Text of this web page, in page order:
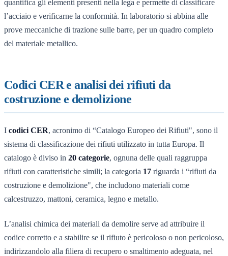
quantifica gli elementi presenti nella lega e permette di classificare
l’acciaio e verificarne la conformità. In laboratorio si abbina alle
prove meccaniche di trazione sulle barre, per un quadro completo
del materiale metallico.
Codici CER e analisi dei rifiuti da
costruzione e demolizione
I codici CER, acronimo di “Catalogo Europeo dei Rifiuti", sono il
sistema di classificazione dei rifiuti utilizzato in tutta Europa. Il
catalogo è diviso in 20 categorie, ognuna delle quali raggruppa
rifiuti con caratteristiche simili; la categoria 17 riguarda i “rifiuti da
costruzione e demolizione", che includono materiali come
calcestruzzo, mattoni, ceramica, legno e metallo.
L’analisi chimica dei materiali da demolire serve ad attribuire il
codice corretto e a stabilire se il rifiuto è pericoloso o non pericoloso,
indirizzandolo alla filiera di recupero o smaltimento adeguata, nel